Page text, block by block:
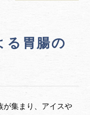
る胃腸の
が集まり、アイスや